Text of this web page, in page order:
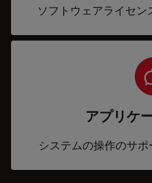
ソフトウェアライセ
アプリケ
システムの操作のサ